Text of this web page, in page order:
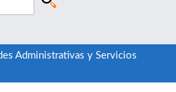
Administrativas y Servicios